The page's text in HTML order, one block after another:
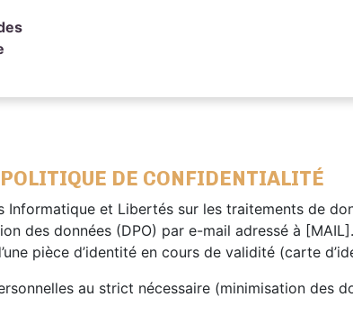
POLITIQUE DE CONFIDENTIALITÉ
et Libertés sur les traitements de
des données (DPO) par e-mail adressé à
pièce d’identité en cours de validité (carte
au strict nécessaire (minimisation des